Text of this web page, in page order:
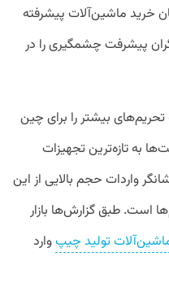
خرید ماشین‌آلات پیشرفته
پیشرفت چشمگیری را در
بیشتر را برای چین
به تازه‌ترین تجهیزات
واردات حجم بالایی از این
است. طبق گزارش‌ها بازار
وارد